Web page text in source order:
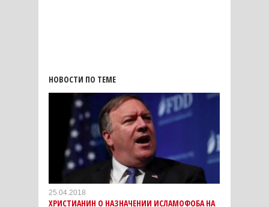
НОВОСТИ ПО ТЕМЕ
25.04.2018
ХРИСТИАНИН О НАЗНАЧЕНИИ ИСЛАМОФОБА НА